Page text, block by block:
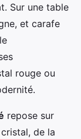
Sur une table
et carafe
rouge ou
repose sur
de la